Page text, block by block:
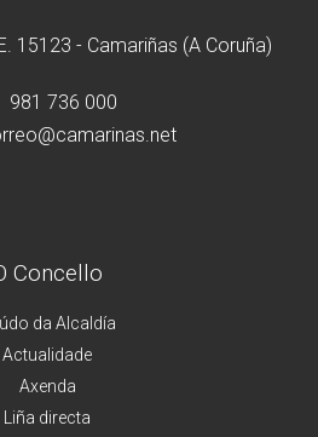
15123 - Camariñas (A Coruña)
981 736 000
Concello
da Alcaldía
Actualidade
Axenda
Liña directa